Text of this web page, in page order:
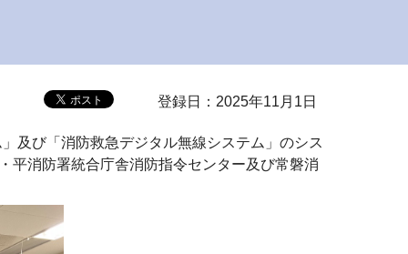
登録日：2025年11月1日
及び「消防救急デジタル無線システム」のシス
平消防署統合庁舎消防指令センター及び常磐消